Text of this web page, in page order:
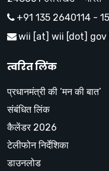
+91 135 2640114 -
wii [at] wii [dot] gov
त्वरित लिंक
प्रधानमंत्री की ‘मन की बात’
संबंधित लिंक
कैलेंडर 2026
टेलीफोन निर्देशिका
डाउनलोड